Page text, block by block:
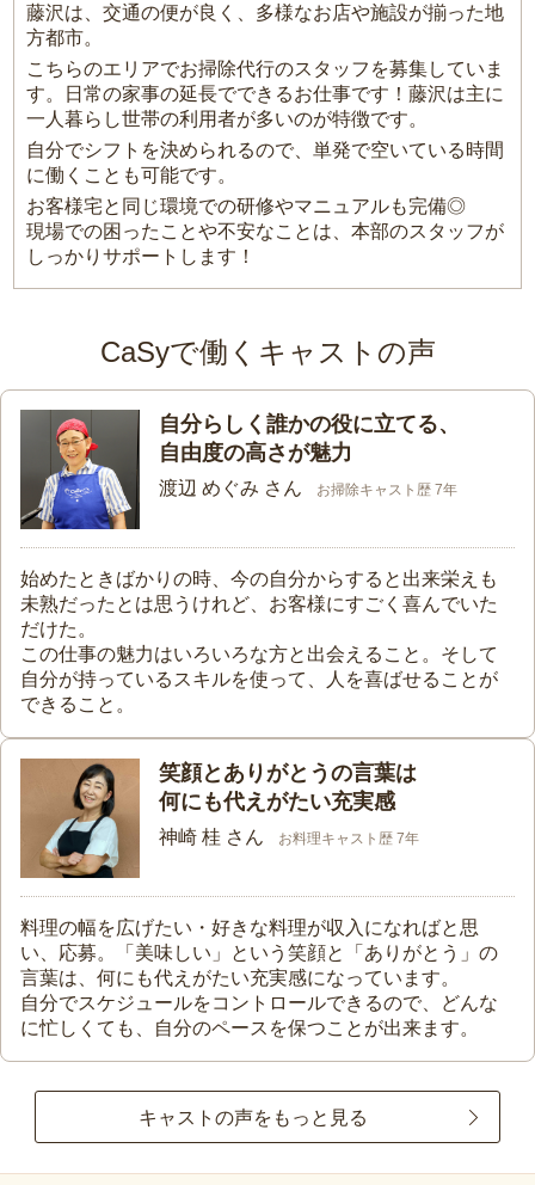
藤沢は、交通の便が良く、多様なお店や施設が揃った地
方都市。
こちらのエリアでお掃除代行のスタッフを募集していま
す。日常の家事の延長でできるお仕事です！藤沢は主に
一人暮らし世帯の利用者が多いのが特徴です。
自分でシフトを決められるので、単発で空いている時間
に働くことも可能です。
お客様宅と同じ環境での研修やマニュアルも完備◎
現場での困ったことや不安なことは、本部のスタッフが
しっかりサポートします！
CaSyで働くキャストの声
自分らしく誰かの役に立てる、
自由度の高さが魅力
渡辺 めぐみ さん お掃除キャスト歴 7年
始めたときばかりの時、今の自分からすると出来栄えも
未熟だったとは思うけれど、お客様にすごく喜んでいた
だけた。
この仕事の魅力はいろいろな方と出会えること。そして
自分が持っているスキルを使って、人を喜ばせることが
できること。
笑顔とありがとうの言葉は
何にも代えがたい充実感
神崎 桂 さん お料理キャスト歴 7年
料理の幅を広げたい・好きな料理が収入になればと思
い、応募。「美味しい」という笑顔と「ありがとう」の
言葉は、何にも代えがたい充実感になっています。
自分でスケジュールをコントロールできるので、どんな
に忙しくても、自分のペースを保つことが出来ます。
キャストの声をもっと見る